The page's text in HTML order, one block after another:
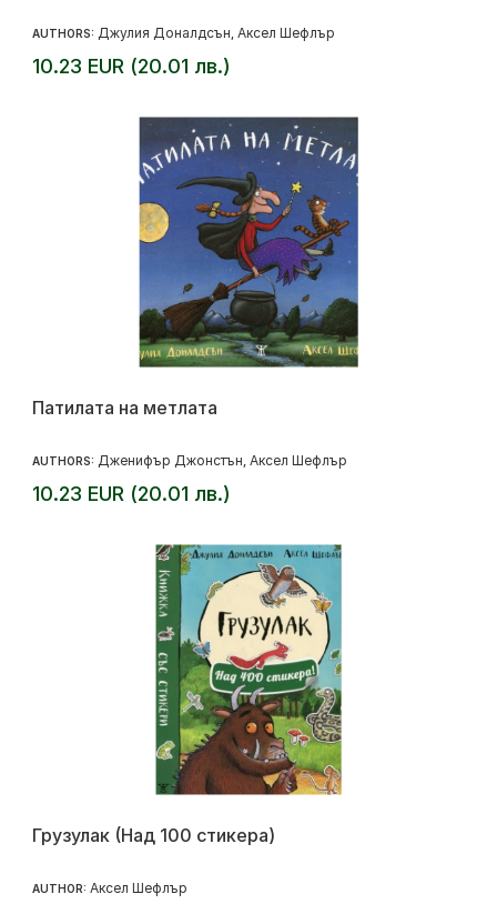
AUTHORS: Джулия Доналдсън Аксел Шефлър
10.23 EUR (20.01 лв.)
Патилата на метлата
AUTHORS: Дженифър Джонстън Аксел Шефлър
10.23 EUR (20.01 лв.)
Грузулак (Над 100 стикера)
AUTHOR: Аксел Шефлър